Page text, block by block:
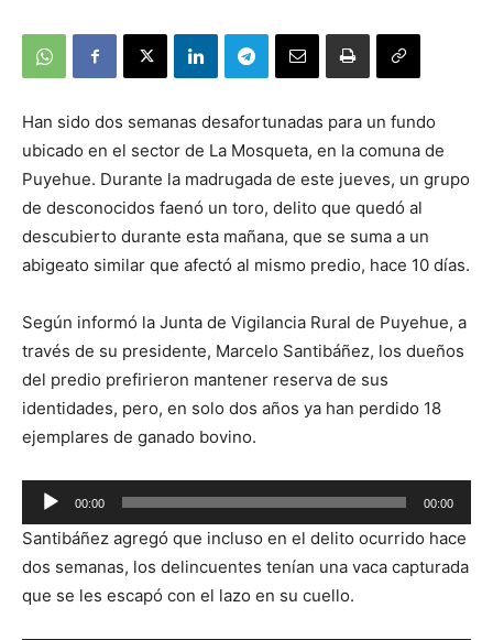
Han sido dos semanas desafortunadas para un fundo
ubicado en el sector de La Mosqueta, en la comuna de
Puyehue. Durante la madrugada de este jueves, un grupo
de desconocidos faenó un toro, delito que quedó al
descubierto durante esta mañana, que se suma a un
abigeato similar que afectó al mismo predio, hace 10 días.
Según informó la Junta de Vigilancia Rural de Puyehue, a
través de su presidente, Marcelo Santibáñez, los dueños
del predio prefirieron mantener reserva de sus
identidades, pero, en solo dos años ya han perdido 18
ejemplares de ganado bovino.
Reproductor
de
audio
00:00 00:00
Santibáñez agregó que incluso en el delito ocurrido hace
dos semanas, los delincuentes tenían una vaca capturada
que se les escapó con el lazo en su cuello.